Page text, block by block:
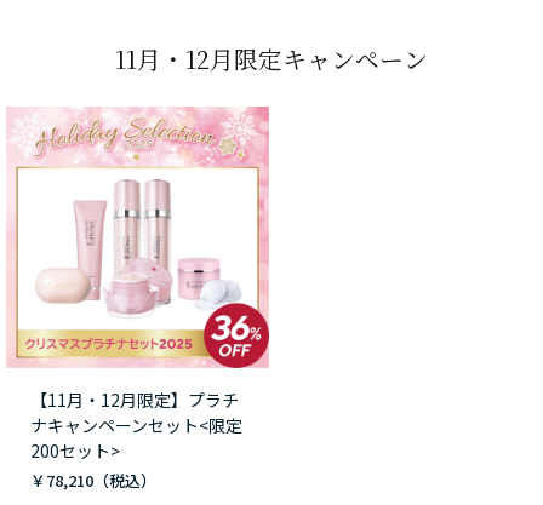
11月・12月限定キャンペーン
【11月・12月限定】プラチ
ナキャンペーンセット<限定
200セット>
￥78,210